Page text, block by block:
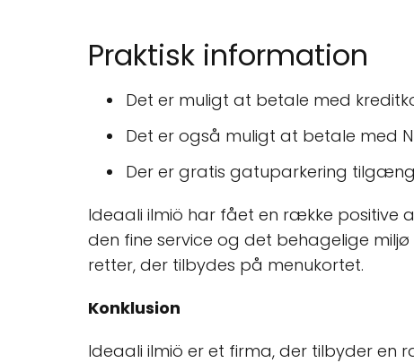
Praktisk information
Det er muligt at betale med
Det er også muligt at betale med
Der er gratis gatuparkering
Ideaali ilmiö har fået en række positive
den fine service og det behagelige
retter, der tilbydes på menukortet.
Konklusion
Ideaali ilmiö er et firma, der tilbyder en